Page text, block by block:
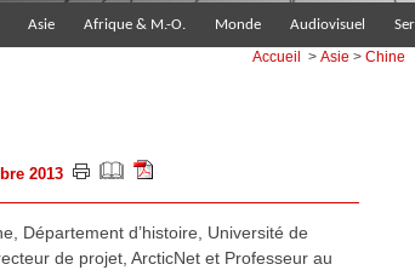
Asie Afrique & M.-O. Monde Audiovisuel
Accueil >Asie >Chine
2013
Département d’histoire, Université de
de projet, ArcticNet et Professeur au